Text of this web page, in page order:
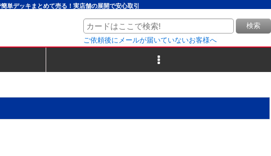
単デッキまとめて売る！実店舗の展開で安心取引
検索
ご依頼後にメールが届いていないお客様へ